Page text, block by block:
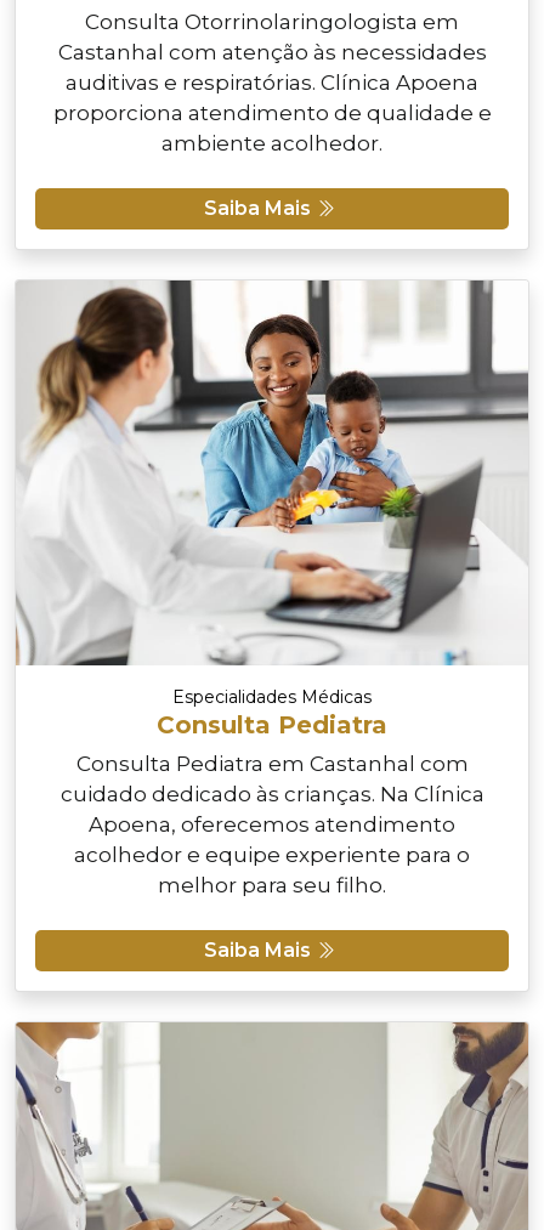
Consulta Otorrinolaringologista em
Castanhal com atenção às necessidades
auditivas e respiratórias. Clínica Apoena
proporciona atendimento de qualidade e
ambiente acolhedor.
Saiba Mais
Especialidades Médicas
Consulta Pediatra
Consulta Pediatra em Castanhal com
cuidado dedicado às crianças. Na Clínica
Apoena, oferecemos atendimento
acolhedor e equipe experiente para o
melhor para seu filho.
Saiba Mais